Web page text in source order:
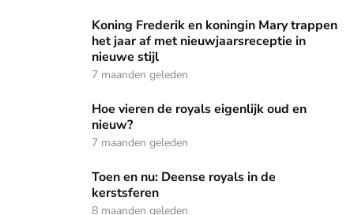
Koning Frederik en koningin Mary trappen het jaar af met
Koning Frederik en koningin Mary trappen
het jaar af met nieuwjaarsreceptie in
nieuwe stijl
7 maanden geleden
Hoe vieren de royals eigenlijk oud en nieuw?
Hoe vieren de royals eigenlijk oud en
nieuw?
7 maanden geleden
Toen en nu: Deense royals in de kerstsferen
Toen en nu: Deense royals in de
kerstsferen
8 maanden geleden